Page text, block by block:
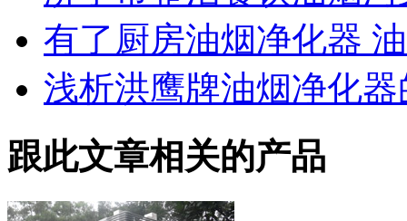
有了厨房油烟净化器
浅析洪鹰牌油烟净化
跟此文章相关的产品